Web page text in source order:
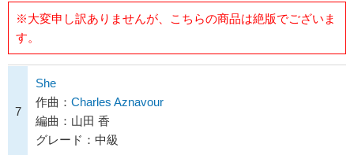
※大変申し訳ありませんが、こちらの商品は絶版でございま
す。
7
She
作曲： Charles Aznavour
編曲：山田 香
グレード：中級